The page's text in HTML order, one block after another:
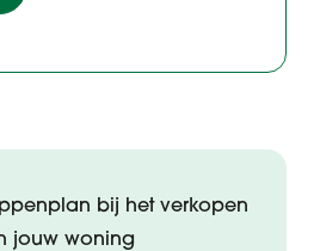
bij het verkopen
jouw woning